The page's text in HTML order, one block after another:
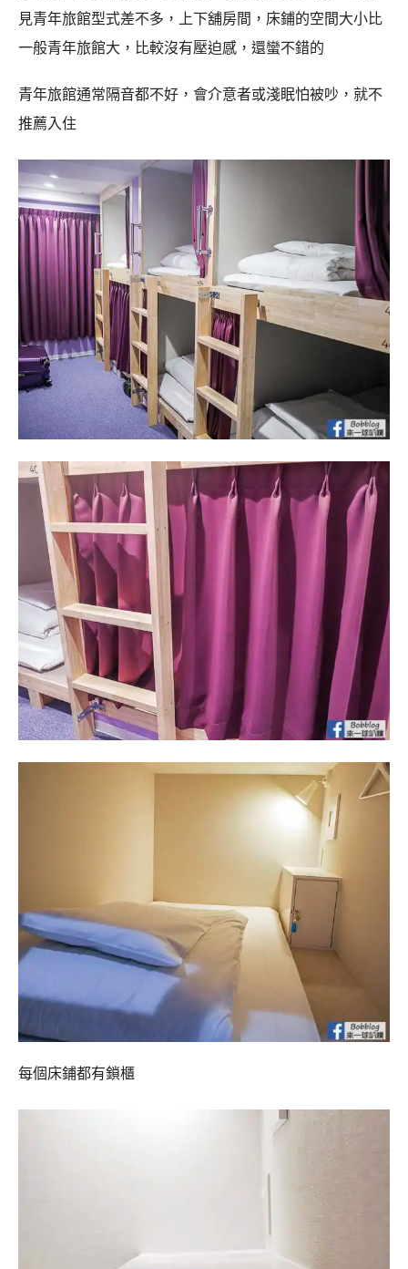
見青年旅館型式差不多，上下舖房間，床鋪的空間大小比
一般青年旅館大，比較沒有壓迫感，還蠻不錯的
青年旅館通常隔音都不好，會介意者或淺眠怕被吵，就不
推薦入住
每個床鋪都有鎖櫃